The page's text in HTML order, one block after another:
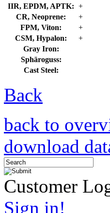
IIR, EPDM, APTK: +
CR, Neoprene:
+
FPM, Viton:
+
CSM, Hypalon:
+
Gray Iron:
Sphäroguss:
Cast Steel:
Back
back to
download
Customer
Sign in!